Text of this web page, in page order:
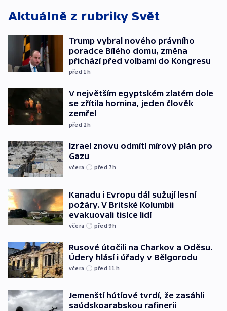
Aktuálně z rubriky Svět
Trump vybral nového právního
poradce Bílého domu, změna
přichází před volbami do Kongresu
před 1h
V největším egyptském zlatém dole
se zřítila hornina, jeden člověk
zemřel
před 2h
Izrael znovu odmítl mírový plán pro
Gazu
včera před 7h
Kanadu i Evropu dál sužují lesní
požáry. V Britské Kolumbii
evakuovali tisíce lidí
včera před 9h
Rusové útočili na Charkov a Oděsu.
Údery hlásí i úřady v Bělgorodu
včera před 11 h
Jemenští hútíové tvrdí, že zasáhli
saúdskoarabskou rafinerii